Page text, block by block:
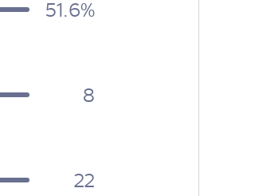
51.6%
8
22